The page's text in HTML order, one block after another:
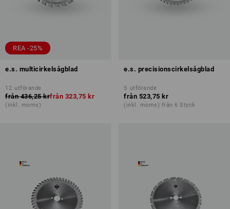
REA -25%
e.s. multicirkelsågblad
12 utförande
från 436,25 krfrån 323,75 kr
(inkl. moms)
e.s. precisionscirkelsågblad
5 utförande
från 523,75 kr
(inkl. moms) från 6 Styck